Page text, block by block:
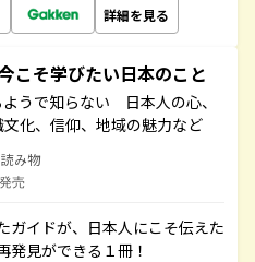
詳細を見る
こそ学びたい日本のこと
ようで知らない 日本人の心、
化、信仰、地域の魅力など
み物
売
ガイドが、日本人にこそ伝えた
発見ができる１冊！